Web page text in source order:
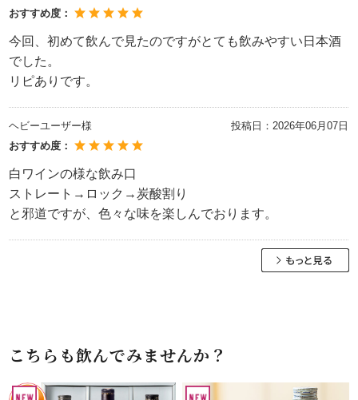
おすすめ度：
今回、初めて飲んで見たのですがとても飲みやすい日本酒
でした。
リピありです。
ヘビーユーザー様 投稿日： 2026年06月07日
おすすめ度：
白ワインの様な飲み口
ストレート→ロック→炭酸割り
と邪道ですが、色々な味を楽しんでおります。
こちらも飲んでみませんか？